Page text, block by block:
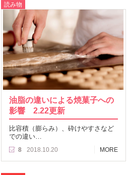
読み物
油脂の違いによる焼菓子への
影響 2.22更新
比容積（膨らみ）、砕けやすさなど
での違い…
8 2018.10.20
MORE